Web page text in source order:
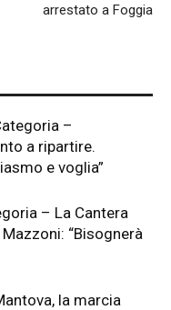
arrestato a Foggia
–
a ripartire.
e voglia”
– La Cantera
“Bisognerà
la marcia